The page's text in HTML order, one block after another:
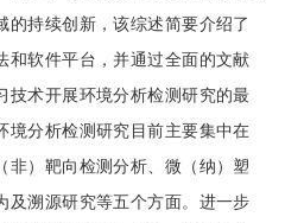
持续创新，该综述简要介绍了
和软件平台，并通过全面的文献
技术开展环境分析检测研究的最
境分析检测研究目前主要集中在
）靶向检测分析、微（纳）塑
及溯源研究等五个方面。进一步